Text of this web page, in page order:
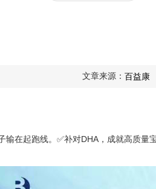
文章来源： 百益康
输在起跑线。✅补对DHA，成就高质